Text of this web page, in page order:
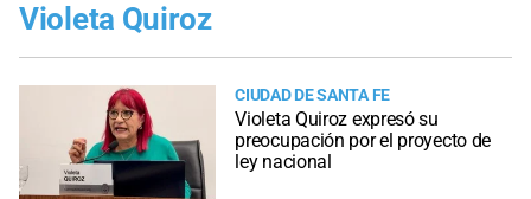
Violeta Quiroz
CIUDAD DE SANTA FE
Violeta Quiroz expresó su
preocupación por el proyecto de
ley nacional